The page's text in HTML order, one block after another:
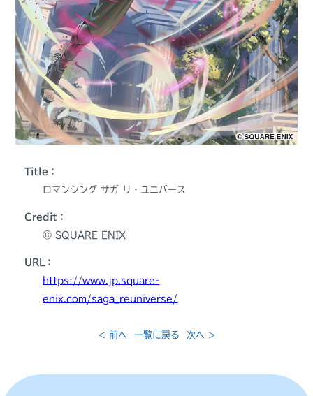
Title：
ロマンシング サガ リ・ユニバース
Credit：
Ⓒ SQUARE ENIX
URL：
https://www.jp.square-
enix.com/saga_reuniverse/
< 前へ 一覧に戻る 次へ >